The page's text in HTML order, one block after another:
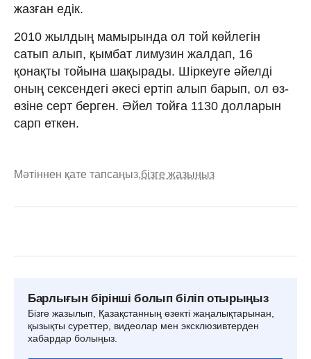
жазған едік.
2010 жылдың мамырында ол той көйлегін
сатып алып, қымбат лимузин жалдап, 16
қонақты тойына шақырады. Шіркеуге әйелді
оның сексендегі әкесі ертіп алып барып, ол өз-
өзіне серт берген. Әйел тойға 1130 долларын
сарп еткен.
Мәтіннен қате тапсаңыз,бізге жазыңыз
Барлығын бірінші болып біліп отырыңыз
Бізге жазылып, Қазақстанның өзекті жаңалықтарынан,
қызықты суреттер, видеолар мен эксклюзивтерден
хабардар болыңыз.